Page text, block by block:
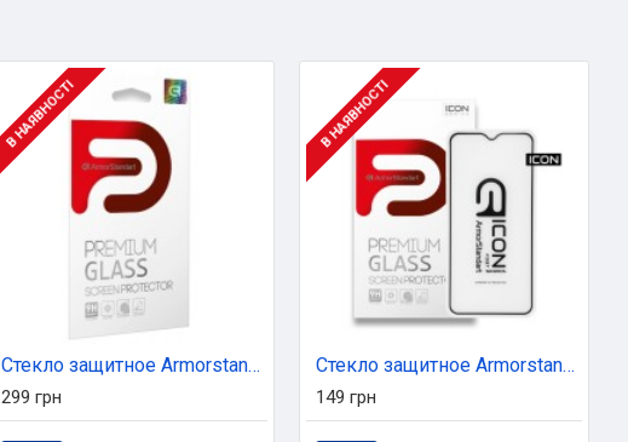
В НАЯВНОСТІ
Стекло защитное Armorstandart Pro 3D Apple iPhone 12 Pro Max Black (ARM57356)
299 грн
В НАЯВНОСТІ
Стекло защитное Armorstandart Vivo Y11 Black (ARM55990-GIC-BK)
149 грн